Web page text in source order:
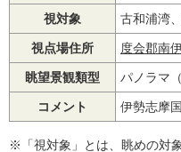
視対象 古和浦湾
視点場住所 度会郡南
眺望景観類型 パノラマ
コメント 伊勢志摩
※「視対象」とは、眺めの対